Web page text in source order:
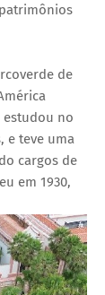
de
estudou no
e teve uma
cargos de
em 1930,